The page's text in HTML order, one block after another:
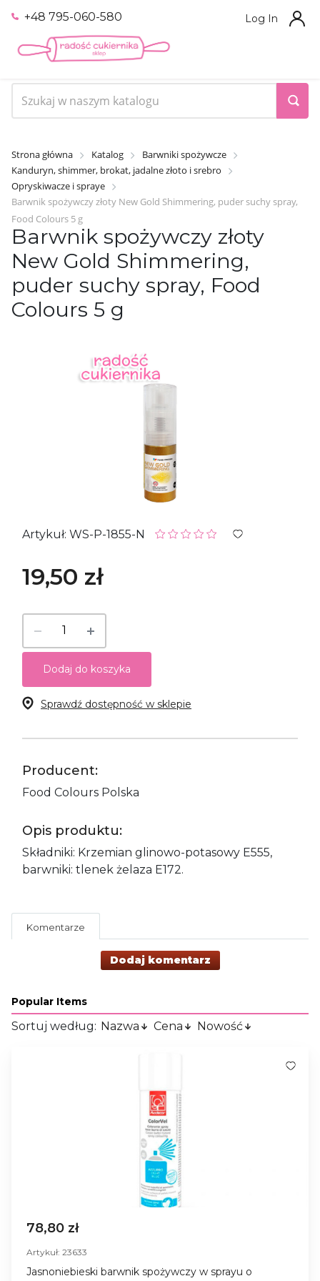
+48 795-060-580 Log In
Strona główna Katalog
Barwniki spożywcze
Kanduryn, shimmer, brokat, jadalne złoto i srebro
Opryskiwacze i spraye
Barwnik spożywczy złoty New Gold Shimmering, puder suchy spray,
Food Colours 5 g
Barwnik spożywczy złoty
New Gold Shimmering,
puder suchy spray, Food
Colours 5 g
Artykuł: WS-P-1855-N
19,50 zł
Dodaj do koszyka
Sprawdź dostępność w sklepie
Producent:
Food Colours Polska
Opis produktu:
Składniki: Krzemian glinowo-potasowy E555,
barwniki: tlenek żelaza E172.
Komentarze
Dodaj komentarz
Popular Items
Sortuj według: Nazwa Cena Nowość
78,80 zł
Artykuł: 23633
Jasnoniebieski barwnik spożywczy w sprayu o